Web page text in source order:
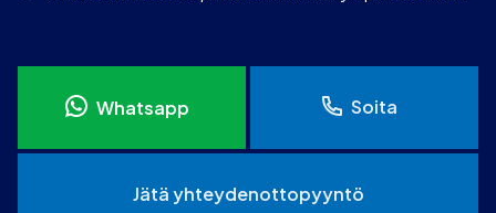
Whatsapp Soita
Jätä yhteydenottopyyntö